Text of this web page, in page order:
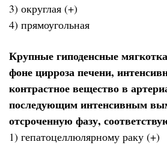
3) округлая (+)
4) прямоугольная
Крупные гиподенсные
фоне цирроза печени,
контрастное вещество в
последующим интенсивным
отсроченную фазу,
1) гепатоцеллюлярному раку (+)